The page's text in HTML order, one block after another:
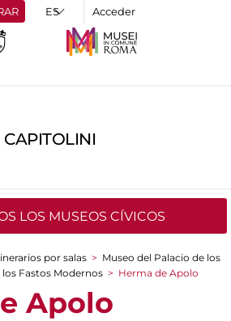
Acceder
CAPITOLINI
LOS MUSEOS CÍVICOS
por salas > Museo del Palacio de los
los Fastos Modernos > Herma de Apolo
Apolo